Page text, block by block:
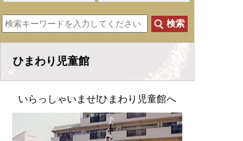
ひまわり児童館
いらっしゃいませ!ひまわり児童館へ